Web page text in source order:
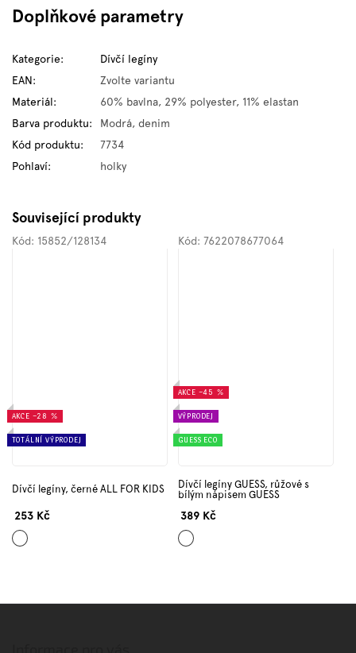
Doplňkové parametry
Kategorie:
Dívčí legíny
EAN:
Zvolte variantu
Materiál:
60% bavlna, 29% polyester, 11% elastan
Barva produktu:
Modrá, denim
Kód produktu:
7734
Pohlaví: holky
Související produkty
AKCE –28 %
TOTÁLNÍ VÝPRODEJ
Dívčí legíny, černé ALL FOR KIDS
253 Kč
Černá
Kód: 15852/128134
AKCE –45 %
VÝPRODEJ
GUESS ECO
Dívčí legíny GUESS, růžové s
bílým nápisem GUESS
389 Kč
Tmavě
růžová
Kód: 7622078677064